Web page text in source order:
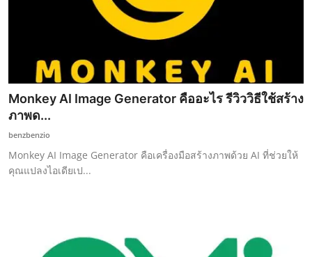
Monkey AI Image Generator คืออะไร รีวิววิธีใช้สร้าง
ภาพด...
benzbenzio
Monkey AI Image Generator คือเครื่องมือสร้างภาพด้วย AI ที่ช่วยให้
คุณแปลงไอเดียเป...